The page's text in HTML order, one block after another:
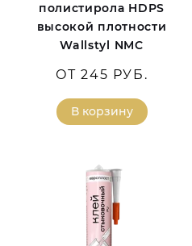
полистирола HDPS
высокой плотности
Wallstyl NMC
ОТ 245 РУБ.
В корзину